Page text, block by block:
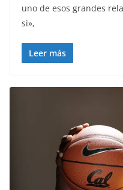
uno de esos grandes
si»,
Leer más